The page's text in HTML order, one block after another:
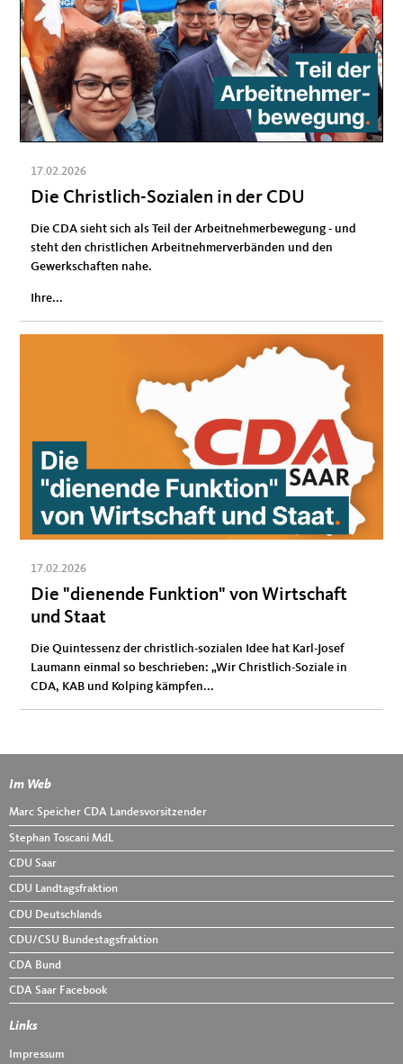
17.02.2026
Die Christlich-Sozialen in der CDU
Die CDA sieht sich als Teil der Arbeitnehmerbewegung - und
steht den christlichen Arbeitnehmerverbänden und den
Gewerkschaften nahe.
Ihre...
17.02.2026
Die "dienende Funktion" von Wirtschaft
und Staat
Die Quintessenz der christlich-sozialen Idee hat Karl-Josef
Laumann einmal so beschrieben: „Wir Christlich-Soziale in
CDA, KAB und Kolping kämpfen...
Fußbereich
Im Web
Marc Speicher CDA Landesvorsitzender
Stephan Toscani MdL
CDU Saar
CDU Landtagsfraktion
CDU Deutschlands
CDU/CSU Bundestagsfraktion
CDA Bund
CDA Saar Facebook
Links
Impressum